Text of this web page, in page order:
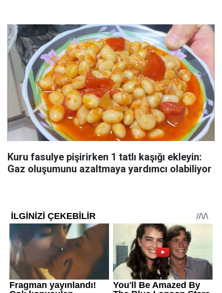
Kuru fasulye pişirirken 1 tatlı kaşığı ekleyin:
Gaz oluşumunu azaltmaya yardımcı olabiliyor